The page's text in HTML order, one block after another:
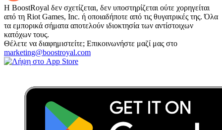
Η BoostRoyal δεν σχετίζεται, δεν υποστηρίζεται ούτε χορηγείται
από τη Riot Games, Inc. ή οποιαδήποτε από τις θυγατρικές της. Όλα
τα εμπορικά σήματα αποτελούν ιδιοκτησία των αντίστοιχων
κατόχων τους.
Θέλετε να διαφημιστείτε; Επικοινωνήστε μαζί μας στο
marketing@boostroyal.com